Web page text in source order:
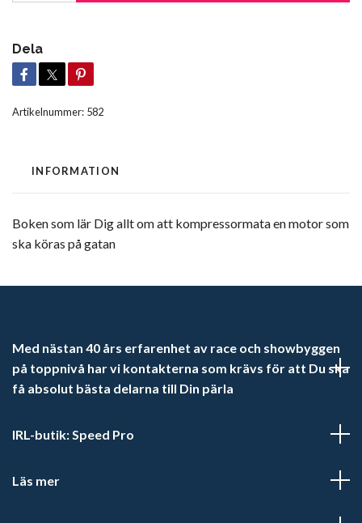
Dela
Artikelnummer: 582
INFORMATION
Boken som lär Dig allt om att kompressormata en motor som
ska köras på gatan
Med nästan 40 års erfarenhet av race och showbyggen
på toppnivå har vi kontakterna som krävs för att Du ska
få absolut bästa delarna till Din pärla
IRL-butik: Speed Pro
Läs mer